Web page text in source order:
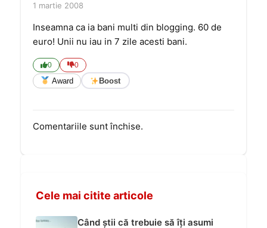
1 martie 2008
Inseamna ca ia bani multi din blogging. 60 de
euro! Unii nu iau in 7 zile acesti bani.
0 0
Award Boost
Comentariile sunt închise.
Cele mai citite articole
Când știi că trebuie să îți asumi